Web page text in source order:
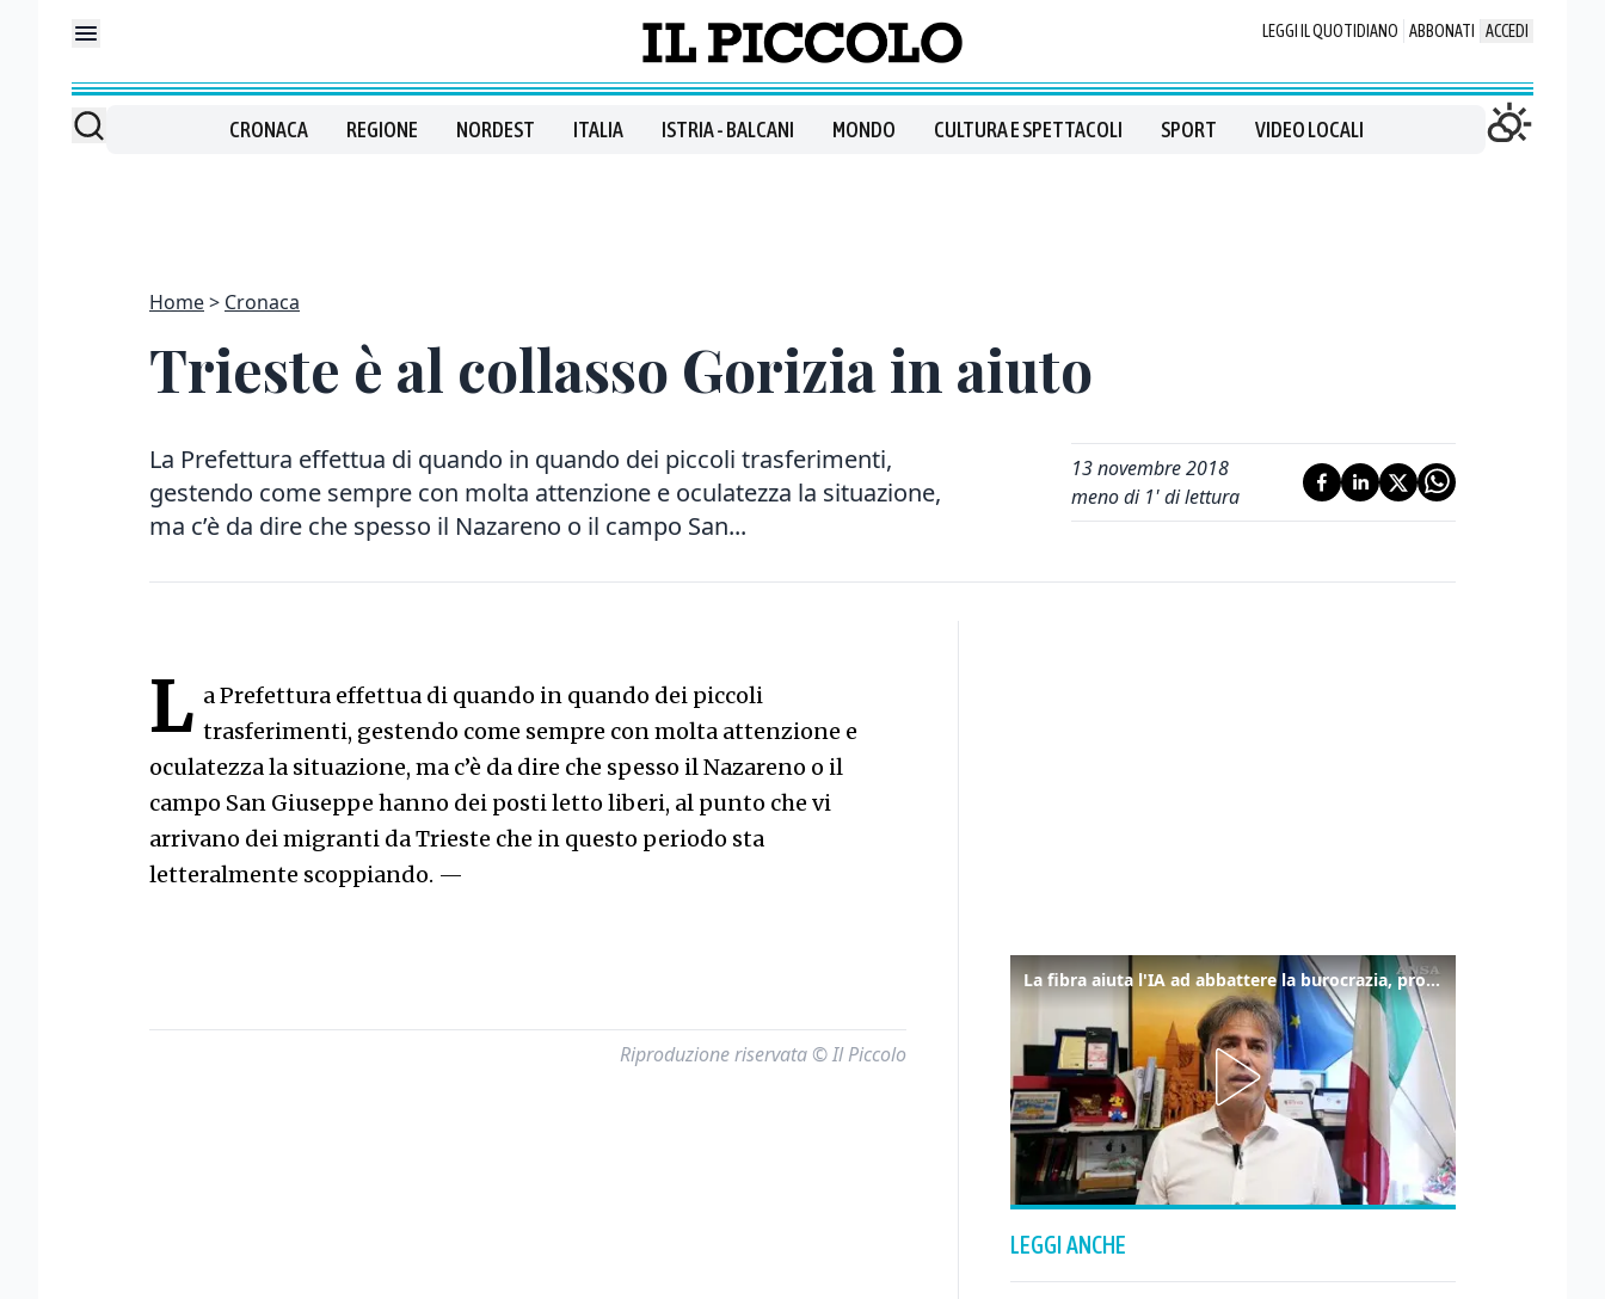
LEGGI IL QUOTIDIANO ABBONATI ACCEDI
CRONACA REGIONE NORDEST ITALIA ISTRIA - BALCANI MONDO CULTURA E SPETTACOLI SPORT VIDEO LOCALI
Home Cronaca
Trieste è al collasso Gorizia in aiuto
La Prefettura effettua di quando in quando dei piccoli trasferimenti,
gestendo come sempre con molta attenzione e oculatezza la situazione,
ma c’è da dire che spesso il Nazareno o il campo San...
13 novembre 2018
meno di 1' di lettura
L a Prefettura effettua di quando in quando dei piccoli
trasferimenti, gestendo come sempre con molta attenzione e
oculatezza la situazione, ma c’è da dire che spesso il Nazareno o il
campo San Giuseppe hanno dei posti letto liberi, al punto che vi
arrivano dei migranti da Trieste che in questo periodo sta
letteralmente scoppiando. —
Riproduzione riservata © Il Piccolo
La fibra aiuta l'IA ad abbattere la burocrazia, progetto pilota in Veneto
LEGGI ANCHE